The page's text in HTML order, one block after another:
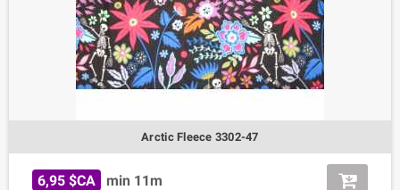
Arctic Fleece 3302-47
6,95 $CA min 11m